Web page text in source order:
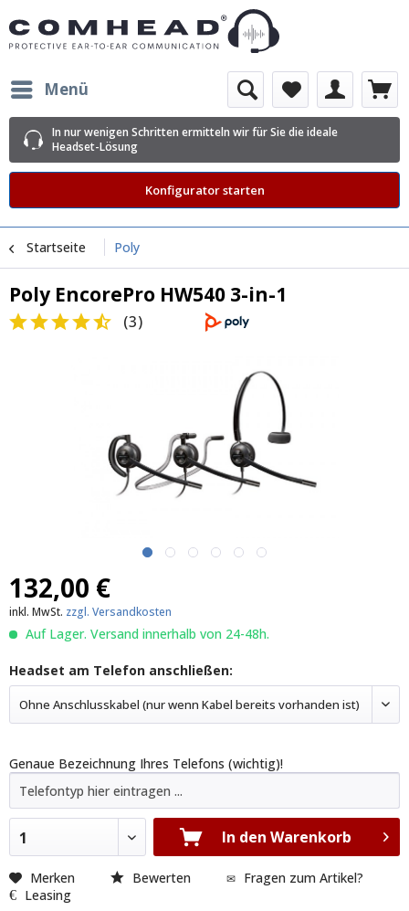
Menü
In nur wenigen Schritten ermitteln wir für Sie die ideale
Headset-Lösung
Konfigurator starten
Startseite Poly
Poly EncorePro HW540 3-in-1
(3)
132,00 €
inkl. MwSt. zzgl. Versandkosten
Auf Lager. Versand innerhalb von 24-48h.
Headset am Telefon anschließen:
Ohne Anschlusskabel (nur wenn Kabel bereits vorhanden ist)
Genaue Bezeichnung Ihres Telefons (wichtig)!
1 In den Warenkorb
Merken Bewerten
Fragen zum Artikel?
Leasing